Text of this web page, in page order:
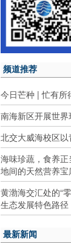
频道推荐
今日芒种 | 忙有所
南海新区开展世
北交大威海校区
海味珍蔬，食养
地间的天然营养宝
黄渤海交汇处的“
生态发展特色路径
最新新闻